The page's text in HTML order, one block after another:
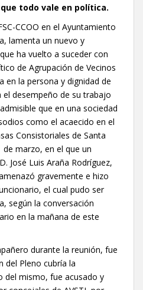
todo vale en política.
CCOO en el Ayuntamiento
lamenta un nuevo y
ha vuelto a suceder con
de Agrupación de Vecinos
en la persona y dignidad de
desempeño de su trabajo
que en una sociedad
como el acaecido en el
Consistoriales de Santa
de marzo, en el que un
José Luis Araña Rodríguez,
gravemente e hizo
el cual pudo ser
según la conversación
en la mañana de este
durante la reunión, fue
del Pleno cubría la
del mismo, fue acusado y